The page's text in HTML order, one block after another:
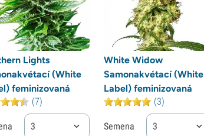
Lights
(White
feminizovaná
(7)
3
White Widow
Samonakvétací (White
Label) feminizovaná
(3)
Semena 3